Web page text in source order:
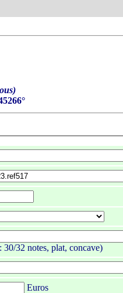
30/32 notes, plat, concave)
Euros